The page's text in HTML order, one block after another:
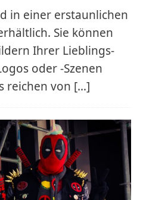
in einer erstaunlichen
Sie können
Ihrer Lieblings-
oder -Szenen
reichen von […]